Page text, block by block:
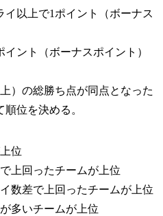
イ以上で1ポイント（ボーナス
イント（ボーナスポイント）
）の総勝ち点が同点となった
位を決める。
位
上回ったチームが上位
数差で上回ったチームが上位
多いチームが上位